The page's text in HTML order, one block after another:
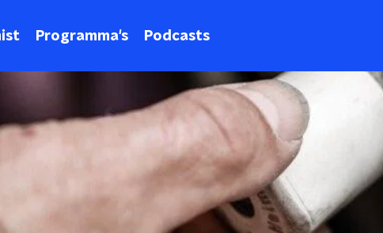
Programma's Podcasts